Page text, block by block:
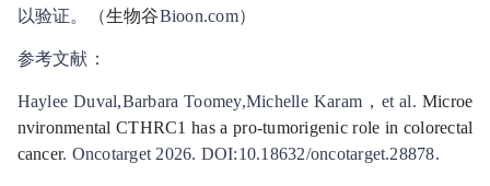
以验证。（生物谷Bioon.com）
参考文献：
Haylee Duval,Barbara Toomey,Michelle Karam，et al. Microe
nvironmental CTHRC1 has a pro-tumorigenic role in colorectal
cancer. Oncotarget 2026. DOI:10.18632/oncotarget.28878.